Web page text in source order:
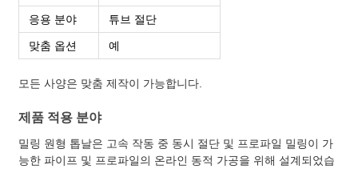
응용 분야 튜브 절단
맞춤 옵션 예
모든 사양은 맞춤 제작이 가능합니다.
제품 적용 분야
밀링 원형 톱날은 고속 작동 중 동시 절단 및 프로파일 밀링이 가
능한 파이프 및 프로파일의 온라인 동적 가공을 위해 설계되었습